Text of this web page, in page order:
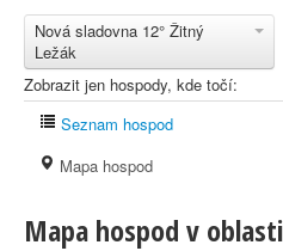
Nová sladovna 12° Žitný
Ležák
Zobrazit jen hospody, kde točí:
Seznam hospod
Mapa hospod
Mapa hospod v